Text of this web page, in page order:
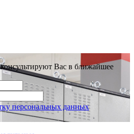
Вас в ближайшее
персональных данных